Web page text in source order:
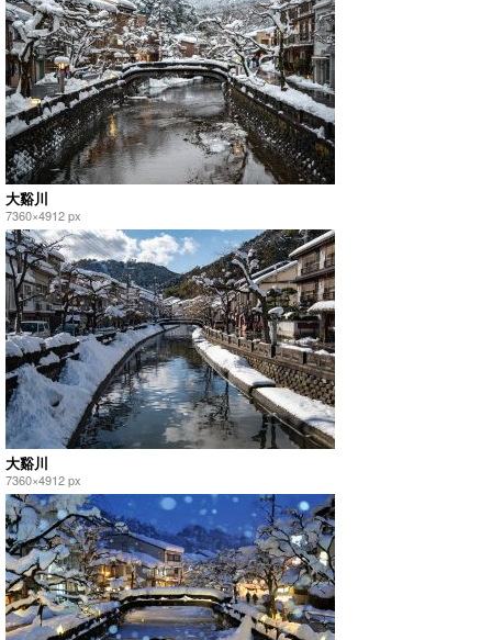
大谿川
7360×4912 px
大谿川
7360×4912 px